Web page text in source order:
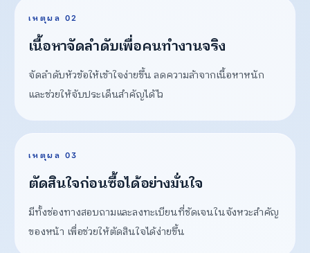
เหตุผล 02
เนื้อหาจัดลำดับเพื่อคนทำงานจริง
จัดลำดับหัวข้อให้เข้าใจง่ายขึ้น ลดความล้าจากเนื้อหาหนัก
และช่วยให้จับประเด็นสำคัญได้ไว
เหตุผล 03
ตัดสินใจก่อนซื้อได้อย่างมั่นใจ
มีทั้งช่องทางสอบถามและลงทะเบียนที่ชัดเจนในจังหวะสำคัญ
ของหน้า เพื่อช่วยให้ตัดสินใจได้ง่ายขึ้น